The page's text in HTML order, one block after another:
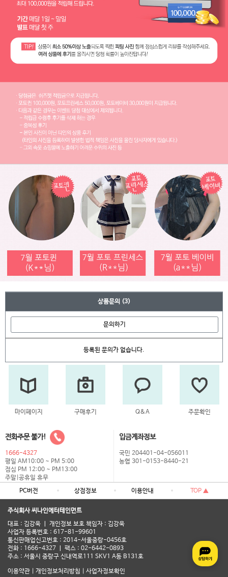
상품문의 (3)
문의하기
등록된 문의가 없습니다.
마이페이지 구매후기 Q&A 주문확인
전화주문 불가!
1666-4327
평일 AM10:00 ~ PM 5:00
점심 PM 12:00 ~ PM13:00
주말|공휴일 휴무
입금계좌정보
국민 204401-04-056011
농협 301-0153-8440-21
PC버전 상점정보 이용안내 TOP ▲
주식회사 씨나인에터테인먼트
대표 : 김강욱 ㅣ 개인정보 보호 책임자 : 김강욱
사업자 등록번호 : 617-81-99601
통신판매업신고번호 : 2014-서울중랑-0456호
전화 : 1666-4327 ㅣ 팩스 : 02-6442-0893
주소 : 서울시 중랑구 신내역로111 SKV1 A동 B131호
이용약관 개인정보처리방침 사업자정보확인